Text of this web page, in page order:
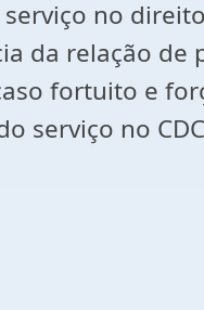
no
da relação de
fortuito e
no